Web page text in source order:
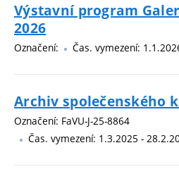
Výstavní program
2026
Označení: Čas. vymezení:
Archiv společenského
Označení: FaVU-J-25-8864
Čas. vymezení: 1.3.2025 -